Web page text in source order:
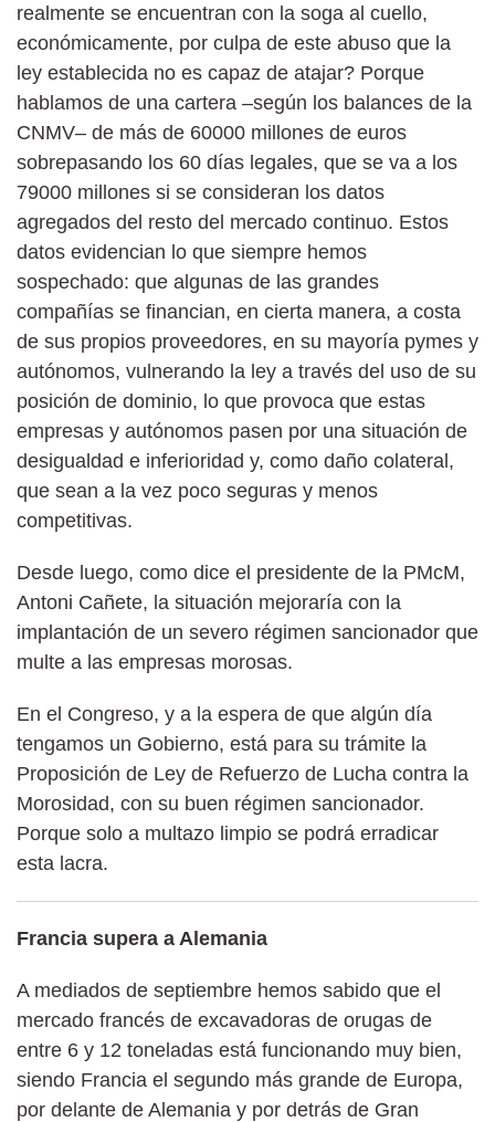
realmente se encuentran con la soga al cuello,
económicamente, por culpa de este abuso que la
ley establecida no es capaz de atajar? Porque
hablamos de una cartera –según los balances de la
CNMV– de más de 60000 millones de euros
sobrepasando los 60 días legales, que se va a los
79000 millones si se consideran los datos
agregados del resto del mercado continuo. Estos
datos evidencian lo que siempre hemos
sospechado: que algunas de las grandes
compañías se financian, en cierta manera, a costa
de sus propios proveedores, en su mayoría pymes y
autónomos, vulnerando la ley a través del uso de su
posición de dominio, lo que provoca que estas
empresas y autónomos pasen por una situación de
desigualdad e inferioridad y, como daño colateral,
que sean a la vez poco seguras y menos
competitivas.
Desde luego, como dice el presidente de la PMcM,
Antoni Cañete, la situación mejoraría con la
implantación de un severo régimen sancionador que
multe a las empresas morosas.
En el Congreso, y a la espera de que algún día
tengamos un Gobierno, está para su trámite la
Proposición de Ley de Refuerzo de Lucha contra la
Morosidad, con su buen régimen sancionador.
Porque solo a multazo limpio se podrá erradicar
esta lacra.
Francia supera a Alemania
A mediados de septiembre hemos sabido que el
mercado francés de excavadoras de orugas de
entre 6 y 12 toneladas está funcionando muy bien,
siendo Francia el segundo más grande de Europa,
por delante de Alemania y por detrás de Gran